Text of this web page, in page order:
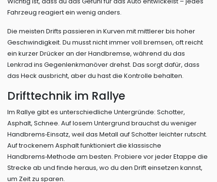
Fahrzeug reagiert ein wenig anders.
Die meisten Drifts passieren in Kurven mit mittlerer bis hoher
Geschwindigkeit. Du musst nicht immer voll bremsen, oft reicht
ein kurzer Drücker an der Handbremse, während du das
Lenkrad ins Gegenlenkmanöver drehst. Das sorgt dafür, dass
das Heck ausbricht, aber du hast die Kontrolle behalten.
Drifttechnik im Rallye
Im Rallye gibt es unterschiedliche Untergründe: Schotter,
Asphalt, Schnee. Auf losem Untergrund brauchst du weniger
Handbrems‑Einsatz, weil das Metall auf Schotter leichter rutscht.
Auf trockenem Asphalt funktioniert die klassische
Handbrems‑Methode am besten. Probiere vor jeder Etappe die
Strecke ab und finde heraus, wo du den Drift einsetzen kannst,
um Zeit zu sparen.